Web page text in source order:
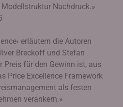
Nachdruck.»
erläutern die Autoren
Breckoff und Stefan
Preis für den Gewinn ist, aus
Price Excellence Framework
als festen
verankern.»